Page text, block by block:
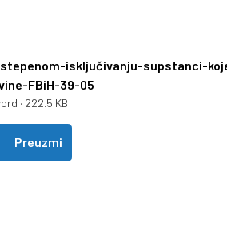
isključivanju-supstanci-
FBiH-39-05
· 222.5 KB
Preuzmi